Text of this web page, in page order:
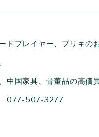
ドプレイヤー、ブリキ
中国家具、骨董品の高価
077-507-3277